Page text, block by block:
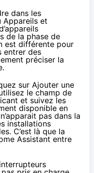
dans les
Appareils et
de la phase de
est différente pour
entrer des
préciser la
sur Ajouter une
le champ de
et suivez les
disponible en
pas dans la
installations
C’est là que la
Assistant entre